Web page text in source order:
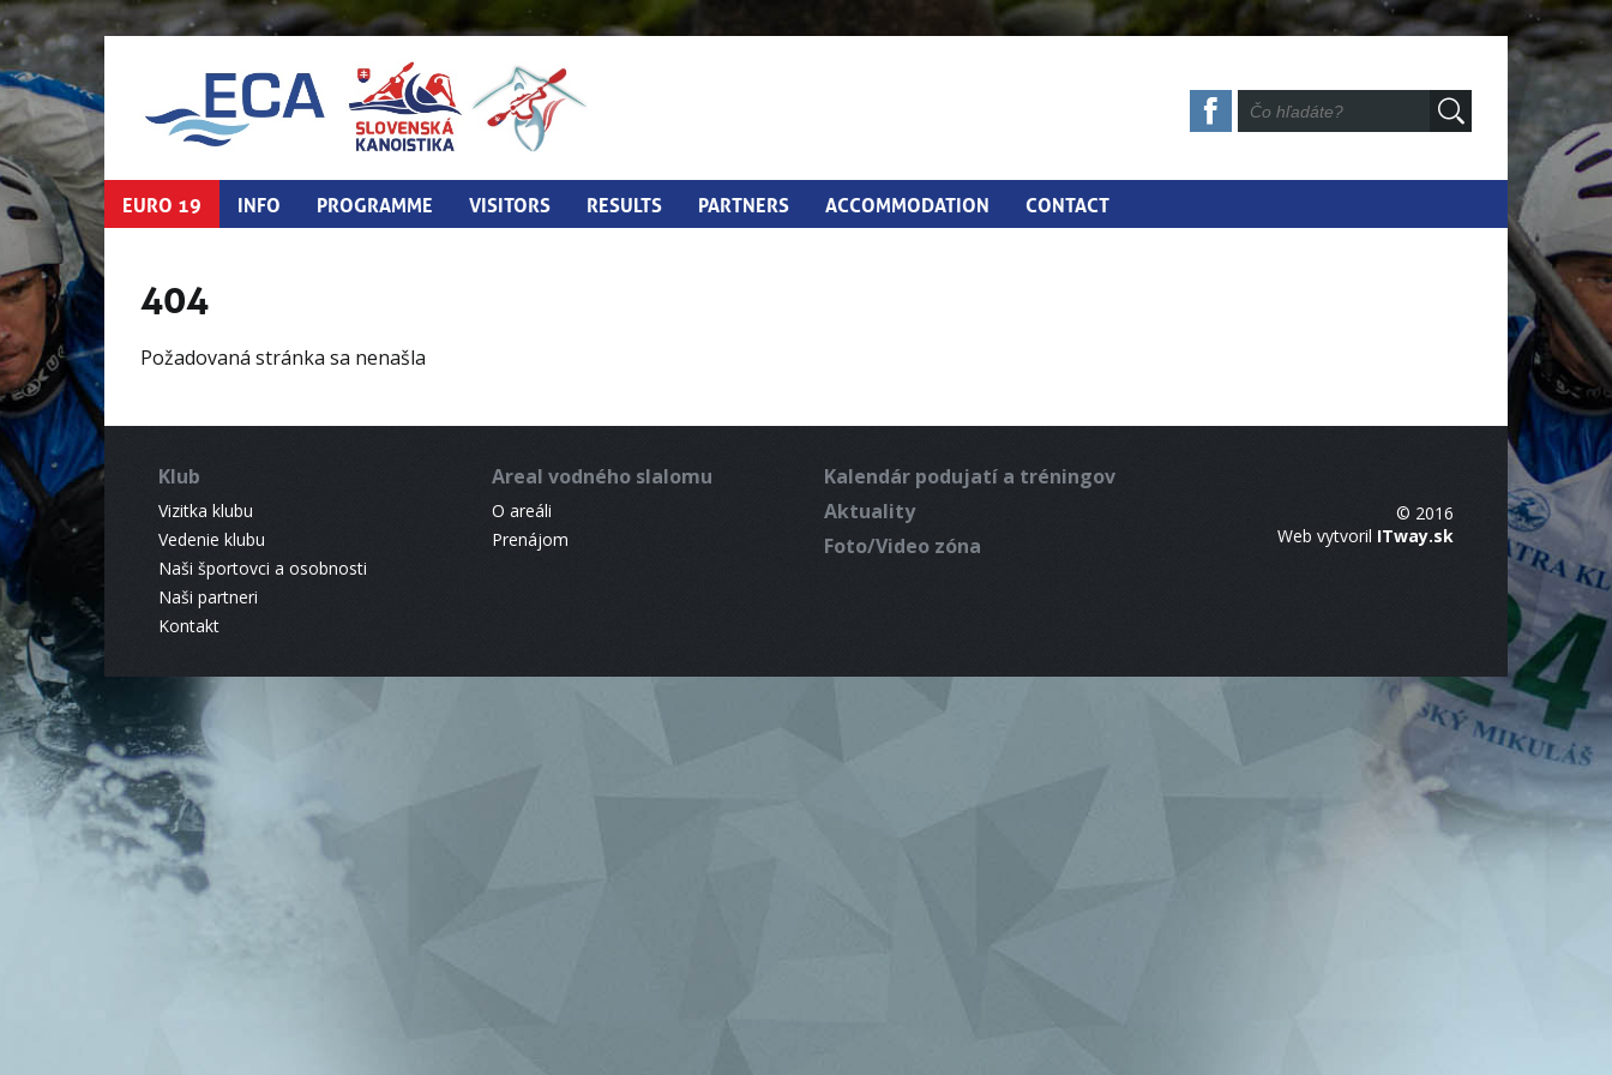
EURO 19 INFO PROGRAMME VISITORS RESULTS PARTNERS ACCOMMODATION CONTACT
404
Požadovaná stránka sa nenašla
Klub
Vizitka klubu
Vedenie klubu
Naši športovci a osobnosti
Naši partneri
Kontakt
Areal vodného slalomu
O areáli
Prenájom
Kalendár podujatí a tréningov
Aktuality
Foto/Video zóna
© 2016
Web vytvoril ITway.sk